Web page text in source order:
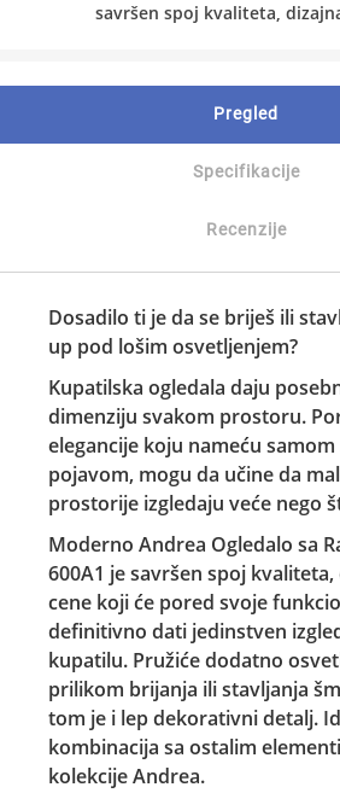
savršen spoj kvaliteta,
Pregled
Specifikacije
Recenzije
Dosadilo ti je da se briješ ili
up pod lošim osvetljenjem?
Kupatilska ogledala daju
dimenziju svakom prostoru.
elegancije koju nameću
pojavom, mogu da učine da
prostorije izgledaju veće nego
Moderno Andrea Ogledalo sa
600A1 je savršen spoj kvaliteta,
cene koji će pored svoje
definitivno dati jedinstven
kupatilu. Pružiće dodatno
prilikom brijanja ili stavljanja
tom je i lep dekorativni detalj.
kombinacija sa ostalim
kolekcije Andrea.